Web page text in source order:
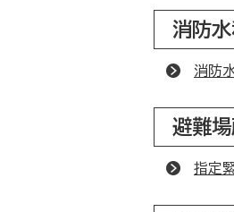
消防
消防
避難
指定